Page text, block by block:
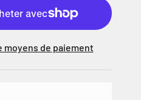
moyens de paiement